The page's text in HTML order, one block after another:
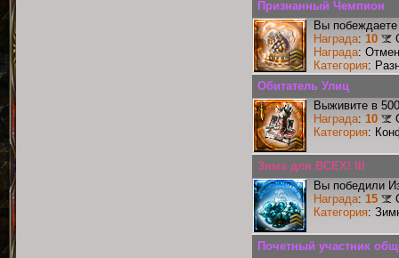
Признанный Чемпион
Вы
Награда: 10
Награда:
Категория:
Обитатель Улиц
Выживите в
Награда: 10
Категория:
Зима для ВСЕХ! III
Вы победили
Награда: 15
Категория:
Почетный участник